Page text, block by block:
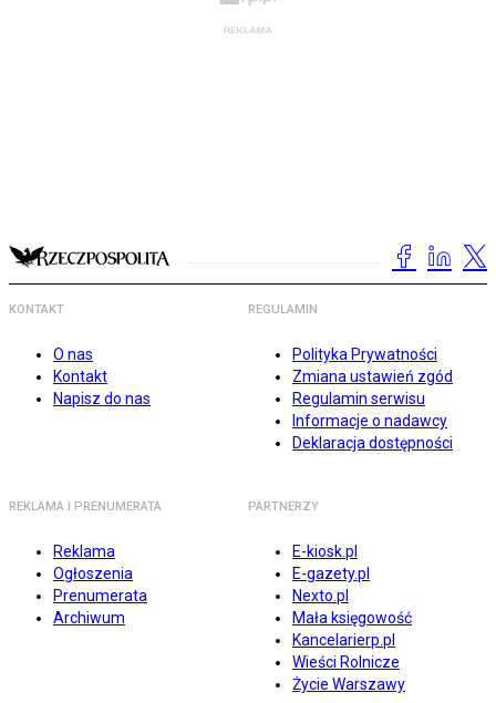
KONTAKT
O nas
Kontakt
Napisz do nas
REGULAMIN
Polityka Prywatności
Zmiana ustawień zgód
Regulamin serwisu
Informacje o nadawcy
Deklaracja dostępności
REKLAMA I PRENUMERATA
Reklama
Ogłoszenia
Prenumerata
Archiwum
PARTNERZY
E-kiosk.pl
E-gazety.pl
Nexto.pl
Mała księgowość
Kancelarierp.pl
Wieści Rolnicze
Życie Warszawy